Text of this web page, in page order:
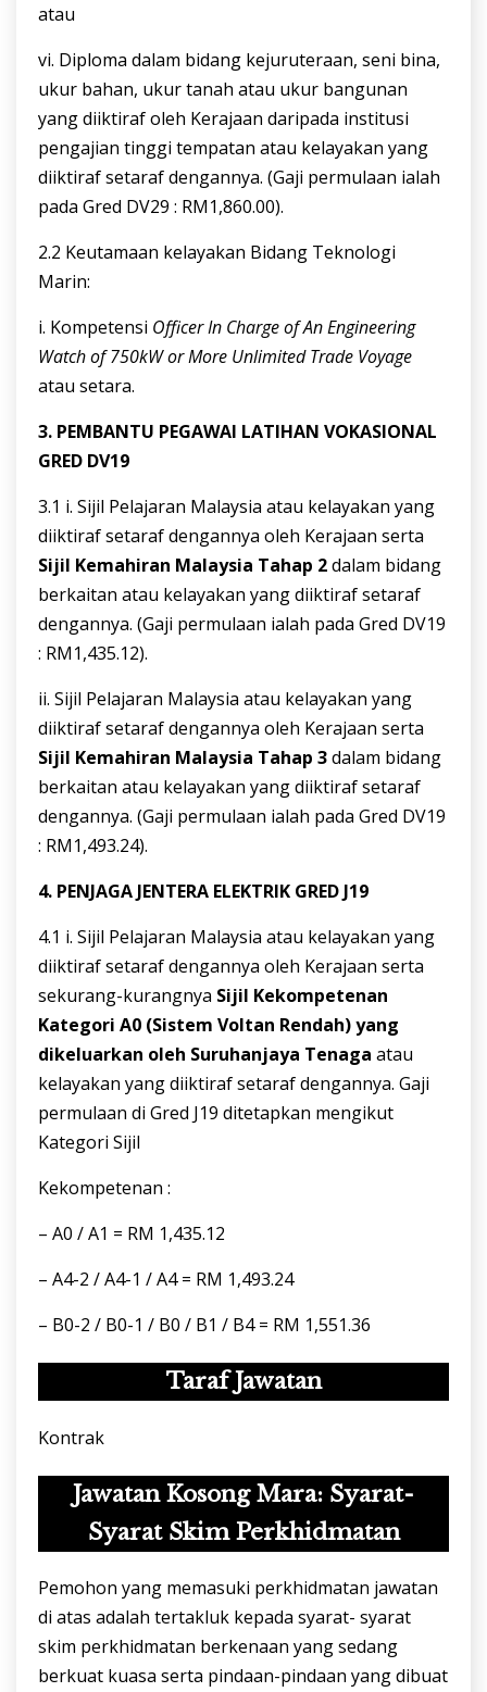
atau
vi. Diploma dalam bidang kejuruteraan, seni bina,
ukur bahan, ukur tanah atau ukur bangunan
yang diiktiraf oleh Kerajaan daripada institusi
pengajian tinggi tempatan atau kelayakan yang
diiktiraf setaraf dengannya. (Gaji permulaan ialah
pada Gred DV29 : RM1,860.00).
2.2 Keutamaan kelayakan Bidang Teknologi
Marin:
i. Kompetensi Officer In Charge of An Engineering
Watch of 750kW or More Unlimited Trade Voyage
atau setara.
3. PEMBANTU PEGAWAI LATIHAN VOKASIONAL
GRED DV19
3.1 i. Sijil Pelajaran Malaysia atau kelayakan yang
diiktiraf setaraf dengannya oleh Kerajaan serta
Sijil Kemahiran Malaysia Tahap 2dalam bidang
berkaitan atau kelayakan yang diiktiraf setaraf
dengannya. (Gaji permulaan ialah pada Gred DV19
: RM1,435.12).
ii. Sijil Pelajaran Malaysia atau kelayakan yang
diiktiraf setaraf dengannya oleh Kerajaan serta
Sijil Kemahiran Malaysia Tahap 3dalam bidang
berkaitan atau kelayakan yang diiktiraf setaraf
dengannya. (Gaji permulaan ialah pada Gred DV19
: RM1,493.24).
4. PENJAGA JENTERA ELEKTRIK GRED J19
4.1 i. Sijil Pelajaran Malaysia atau kelayakan yang
diiktiraf setaraf dengannya oleh Kerajaan serta
sekurang-kurangnya Sijil Kekompetenan
Kategori A0 (Sistem Voltan Rendah) yang
dikeluarkan oleh Suruhanjaya Tenaga atau
kelayakan yang diiktiraf setaraf dengannya. Gaji
permulaan di Gred J19 ditetapkan mengikut
Kategori Sijil
Kekompetenan :
– A0 / A1 = RM 1,435.12
– A4-2 / A4-1 / A4 = RM 1,493.24
– B0-2 / B0-1 / B0 / B1 / B4 = RM 1,551.36
Taraf Jawatan
Kontrak
Jawatan Kosong Mara: Syarat-
Syarat Skim Perkhidmatan
Pemohon yang memasuki perkhidmatan jawatan
di atas adalah tertakluk kepada syarat- syarat
skim perkhidmatan berkenaan yang sedang
berkuat kuasa serta pindaan-pindaan yang dibuat